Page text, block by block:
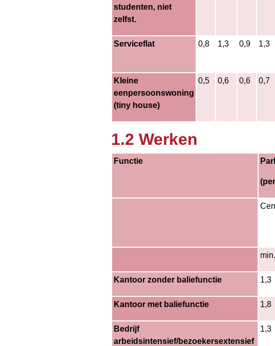
studenten, niet
zelfst.
Serviceflat 0,8 1,3 0,9 1,3
Kleine
eenpersoonswoning
(tiny house)
0,5 0,6 0,6 0,7
1.2 Werken
Functie
min.
Kantoor zonder baliefunctie 1,3
Kantoor met baliefunctie 1,8
Bedrijf
arbeidsintensief/bezoekersextensief
1,3